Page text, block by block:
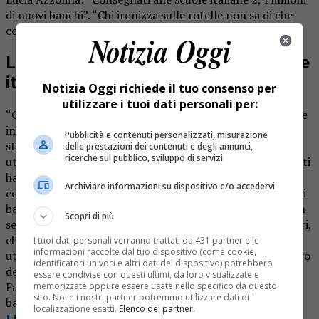
di nuovi banchi”. “Chi ironizza sulle rotelle non sa di che
cosa sta parlando”.
Lucia Azzolina: “Consegnati alle scuole
italiane 2,4 milioni di nuovi banchi”
“C’è chi ha usato il termine “banchi a rotelle” per prendere
in giro me, senza rendersi conto di offendere uno
strumento che centinaia di istituzioni scolastiche già
utilizzavano proficuamente in classe e in laboratorio. Tanti
hanno parlato e continuano a parlare di scuola senza
conoscerla, avendola solo frequentata qualche anno fa.Sui
banchi tradizionali monoposto qualcuno ha detto che non
servivano, che abbiamo buttato soldi. Senza sapere, magari,
che i nostri studenti sedevano su sedie malmesse e spesso
utilizzavano banchi di qualche decennio fa”. Così il ministro
dell’Istruzione Lucia Azzolina comunica da suo profilo
Facebook l’avvenuta consegna di ben 2,4 milioni di nuovi
banchi alle scuole italiane.
Notizia Oggi richiede il tuo consenso per
utilizzare i tuoi dati personali per:
Pubblicità e contenuti personalizzati, misurazione
delle prestazioni dei contenuti e degli annunci,
ricerche sul pubblico, sviluppo di servizi
Archiviare informazioni su dispositivo e/o accedervi
Scopri di più
I tuoi dati personali verranno trattati da 431 partner e le
informazioni raccolte dal tuo dispositivo (come cookie,
identificatori univoci e altri dati del dispositivo) potrebbero
essere condivise con questi ultimi, da loro visualizzate e
memorizzate oppure essere usate nello specifico da questo
sito. Noi e i nostri partner potremmo utilizzare dati di
localizzazione esatti. Elenco dei partner.